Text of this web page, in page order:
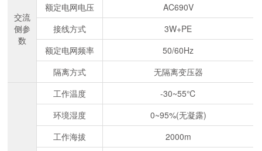
交流
侧参
数
额定电网电压
AC690V
接线方式
3W+PE
额定电网频率
50/60Hz
隔离方式
无隔离变压器
工作温度
-30~55℃
环境湿度
0~95%(无凝露)
工作海拔
2000m